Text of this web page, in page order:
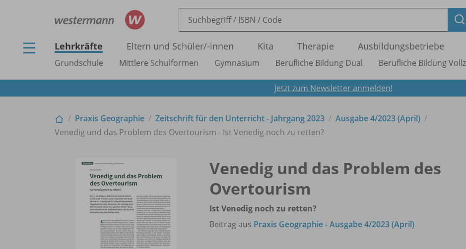
Lehrkräfte Eltern und Schüler/-innen Kita Therapie Ausbildungsbetriebe
Grundschule Mittlere Schulformen Gymnasium Berufliche Bildung Dual Berufliche Bildung
Jetzt zum Newsletter anmelden!
Praxis Geographie Zeitschrift für den Unterricht - Jahrgang 2023 Ausgabe 4/2023 (April)
Venedig und das Problem des Overtourism - Ist Venedig noch zu retten?
Venedig und das Problem des
Overtourism
Ist Venedig noch zu retten?
Beitrag aus Praxis Geographie - Ausgabe 4/2023 (April)